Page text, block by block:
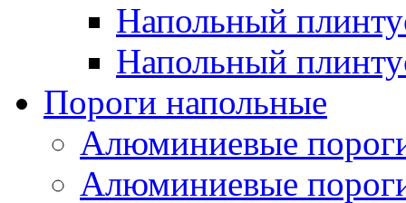
Напольный
Напольный
Пороги напольные
Алюминиевые
Алюминиевые